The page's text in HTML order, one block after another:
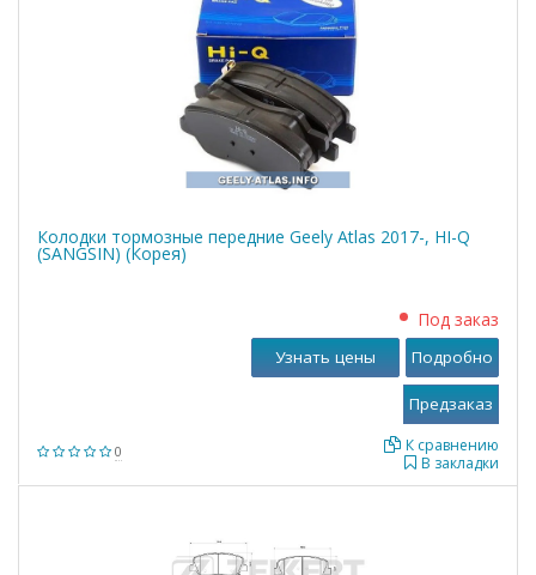
Колодки тормозные передние Geely Atlas 2017-, HI-Q
(SANGSIN) (Корея)
0
Под заказ
В закладки
К сравнению
Узнать цены Подробно